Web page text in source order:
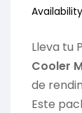
Lleva tu
Cooler
de
Este